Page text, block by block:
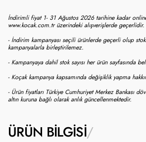
İndirimli fiyat 1- 31 Ağustos 2026 tarihine kadar
www.kocak.com.tr üzerindeki alışverişlerde geçerlidir.
- İndirim kampanyası seçili ürünlerde geçerli olup
kampanyalarla birleştirilemez.
- Kampanyaya dahil stok sayısı her ürün sayfasında
- Koçak kampanya kapsamında değişiklik yapma
- Ürün fiyatları Türkiye Cumhuriyet Merkez Bankası
altın kuruna bağlı olarak anlık güncellenmektedir.
ÜRÜN BILGISI